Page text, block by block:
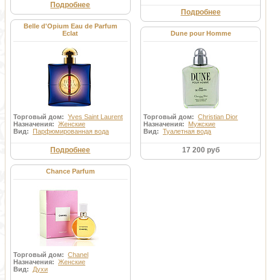
Подробнее
Подробнее
Belle d'Opium Eau de Parfum
Eclat
Торговый дом: Yves Saint Laurent
Назначения: Женские
Вид:
Парфюмированная вода
Подробнее
Dune pour Homme
Торговый дом:Christian Dior
Назначения: Мужские
Вид:Туалетная вода
17 200 руб
Chance Parfum
Торговый дом: Chanel
Назначения: Женские
Вид: Духи